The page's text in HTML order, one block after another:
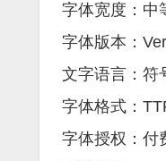
字体宽度：中
字体版本：
文字语言：符
字体格式：
字体授权：付